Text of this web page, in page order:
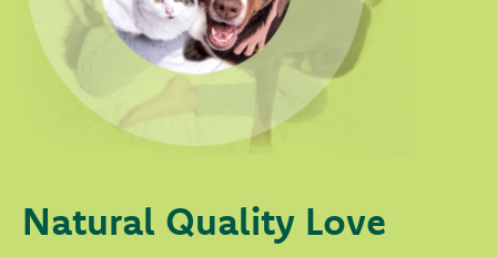
Natural Quality Love